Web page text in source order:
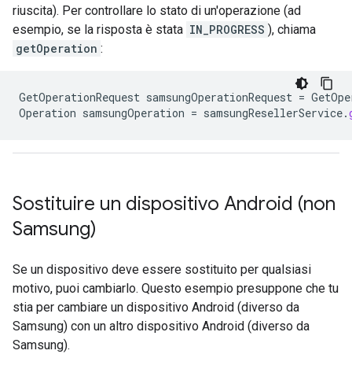
riuscita). Per controllare lo stato di un'operazione (ad
esempio, se la risposta è stata IN_PROGRESS ), chiama
getOperation :
GetOperationRequest samsungOperationRequest =
Operation samsungOperation = samsungResellerService.
Sostituire un dispositivo Android (non
Samsung)
Se un dispositivo deve essere sostituito per qualsiasi
motivo, puoi cambiarlo. Questo esempio presuppone che tu
stia per cambiare un dispositivo Android (diverso da
Samsung) con un altro dispositivo Android (diverso da
Samsung).